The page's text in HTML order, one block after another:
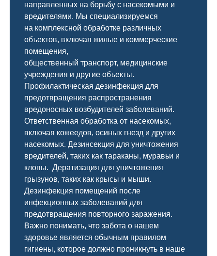
направленных на борьбу с насекомыми и
вредителями. Мы специализируемся
на комплексной обработке различных
объектов, включая жилые и коммерческие
помещения,
общественный транспорт, медицинские
учреждения и другие объекты.
Профилактическая дезинфекция для
предотвращения распространения
вредоносных возбудителей заболеваний.
Ответственная обработка от насекомых,
включая кожеедов, осиных гнезд и других
насекомых. Дезинсекция для уничтожения
вредителей, таких как тараканы, муравьи и
клопы. Дератизация для уничтожения
грызунов, таких как крысы и мыши.
Дезинфекция помещений после
инфекционных заболеваний для
предотвращения повторного заражения.
Важно понимать, что забота о нашем
здоровье является обычным правилом
гигиены, которое должно проникнуть в наше